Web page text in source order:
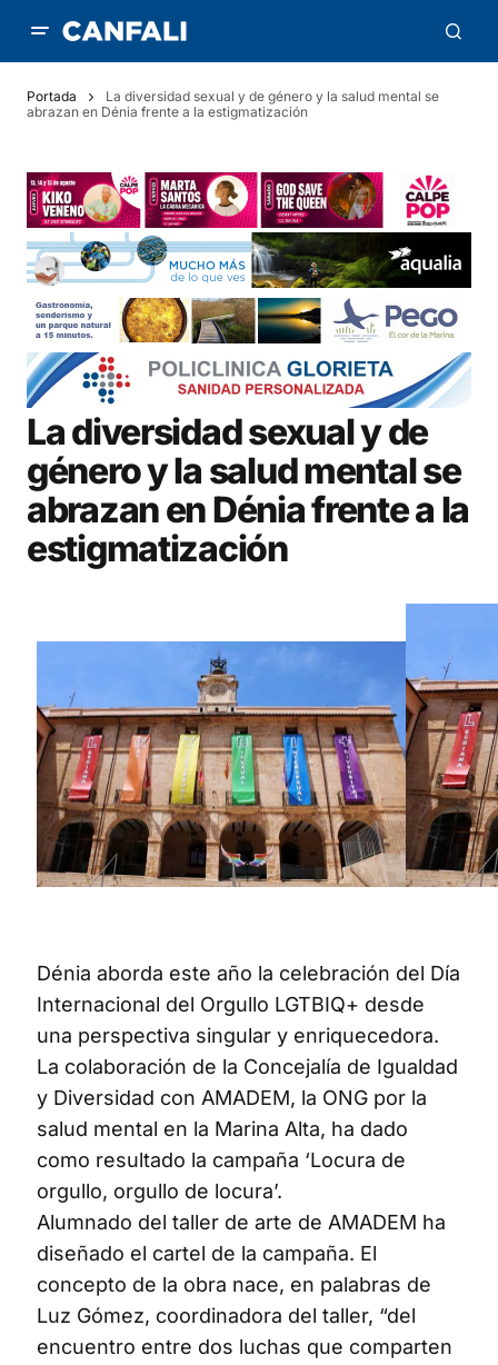
Portada
La diversidad sexual y de género y la salud mental se
abrazan en Dénia frente a la estigmatización
La diversidad sexual y de
género y la salud mental se
abrazan en Dénia frente a la
estigmatización
Dénia aborda este año la celebración del Día
Internacional del Orgullo LGTBIQ+ desde
una perspectiva singular y enriquecedora.
La colaboración de la Concejalía de Igualdad
y Diversidad con AMADEM, la ONG por la
salud mental en la Marina Alta, ha dado
como resultado la campaña ‘Locura de
orgullo, orgullo de locura’.
Alumnado del taller de arte de AMADEM ha
diseñado el cartel de la campaña. El
concepto de la obra nace, en palabras de
Luz Gómez, coordinadora del taller, “del
encuentro entre dos luchas que comparten